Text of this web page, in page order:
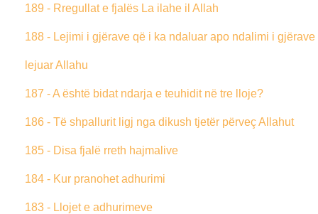
189 - Rregullat e fjalës La ilahe il Allah
188 - Lejimi i gjërave që i ka ndaluar apo ndalimi i gjërave
lejuar Allahu
187 - A është bidat ndarja e teuhidit në tre lloje?
186 - Të shpallurit ligj nga dikush tjetër përveç Allahut
185 - Disa fjalë rreth hajmalive
184 - Kur pranohet adhurimi
183 - Llojet e adhurimeve